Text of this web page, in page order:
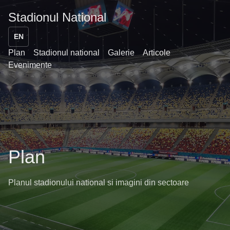
Stadionul National
EN
Plan Stadionul national Galerie
Articole
Evenimente
Plan
Planul stadionului national si imagini din sectoare